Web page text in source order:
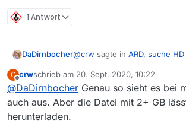
1 Antwort
DaDirnbocher@crw sagte in ARD, suche
Welcher Teil ist
Die in MediathekviewWeb
lässt sich herunterladen
genau das. Verrat läßt sich
C
Offline
crwschrieb am 20. Sept. 2020, 10:22
zuletzt editiert von
@DaDirnbocher Genau so sieht es bei
auch aus. Aber die Datei mit 2+ GB
herunterladen.